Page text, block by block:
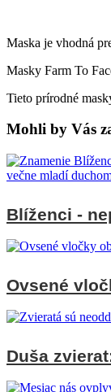
Maska je vhodná
Masky Farm To
Tieto prírodné
Mohli by Vás
Blíženci -
Ovsené
Duša